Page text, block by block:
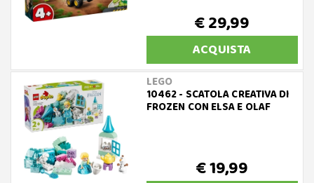
€ 29,99
ACQUISTA
LEGO
10462 - SCATOLA CREATIVA DI
FROZEN CON ELSA E OLAF
€ 19,99